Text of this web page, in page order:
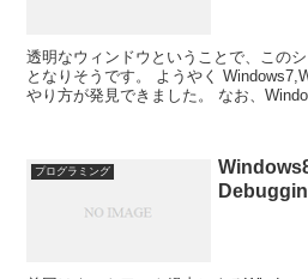
透明なウィンドウということで、この
となりそうです。 ようやく
やり方が発見できました。 なお、
プログラミング